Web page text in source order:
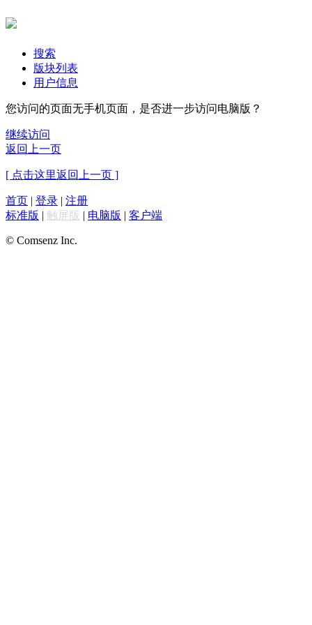
搜索
版块列表
用户信息
您访问的页面无手机页面，是否进一步访问电脑版？
继续访问
返回上一页
[ 点击这里返回上一页 ]
首页 | 登录 | 注册
标准版 | 触屏版 | 电脑版 | 客户端
© Comsenz Inc.